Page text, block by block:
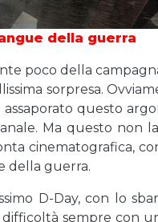
della guerra
poco della
sorpresa.
assaporato questo
Ma questo non
cinematografica,
della guerra.
D-Day, con lo
sempre con